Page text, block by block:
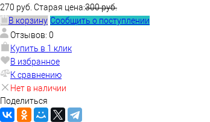
270 руб. Старая цена:300 руб.
В корзину Сообщить о поступлении
Отзывов: 0
Купить в 1 клик
В избранное
К сравнению
Нет в наличии
Поделиться